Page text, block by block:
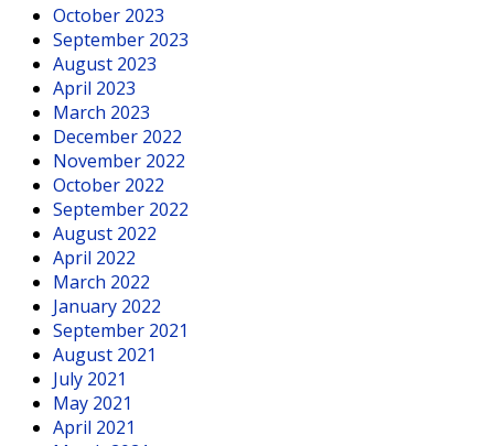
October 2023
September 2023
August 2023
April 2023
March 2023
December 2022
November 2022
October 2022
September 2022
August 2022
April 2022
March 2022
January 2022
September 2021
August 2021
July 2021
May 2021
April 2021